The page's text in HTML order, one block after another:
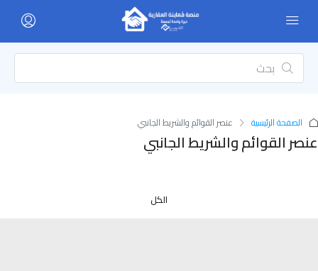
الصفحة الرئيسية عنصر القوائم والشريط الجانبي
القوائم والشريط الجانبي
الكل